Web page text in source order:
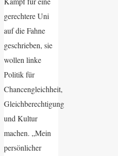
gerechtere Uni
auf die Fahne
geschrieben, sie
wollen linke
Politik für
Chancengleichheit,
Gleichberechtigung
und Kultur
machen. „Mein
persönlicher